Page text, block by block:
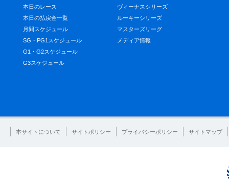
本日のレース
本日の払戻金一覧
月間スケジュール
SG・PG1スケジュール
G1・G2スケジュール
G3スケジュール
ヴィーナスシリーズ
ルーキーシリーズ
マスターズリーグ
メディア情報
本サイトについて サイトポリシー プライバシーポリシー サイトマップ